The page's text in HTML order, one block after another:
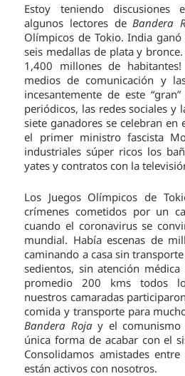
Estoy teniendo discusiones
algunos lectores de Bandera
Olímpicos de Tokio. India
seis medallas de plata y
1,400 millones de
medios de comunicación y
incesantemente de este
periódicos, las redes sociales y
siete ganadores se celebran en
el primer ministro fascista
industriales súper ricos los
yates y contratos con la
Los Juegos Olímpicos de
crímenes cometidos por un
cuando el coronavirus se
mundial. Había escenas de
caminando a casa sin
sedientos, sin atención
promedio 200 kms todos
nuestros camaradas
comida y transporte para
Bandera Rojay el comunismo
única forma de acabar con el
Consolidamos amistades
están activos con nosotros.